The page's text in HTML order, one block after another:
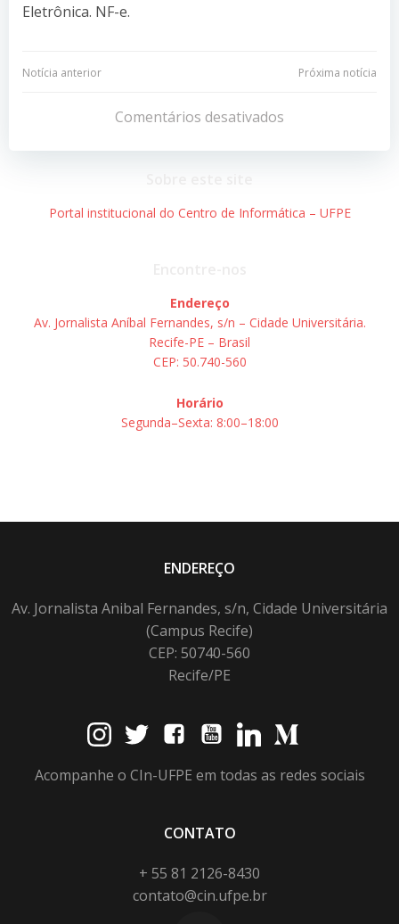
Eletrônica. NF-e.
Navegação
Post
Notícia anterior
Navegação
de
Post
Próxima notícia
Comentários desativados
Portal institucional do Centro de Informática – UFPE
Endereço
Av. Jornalista Aníbal Fernandes, s/n – Cidade Universitária.
Recife-PE – Brasil
CEP: 50.740-560
Horário
Segunda–Sexta: 8:00–18:00
ENDEREÇO
Av. Jornalista Anibal Fernandes, s/n, Cidade Universitária
(Campus Recife)
CEP: 50740-560
Recife/PE
Acompanhe o CIn-UFPE em todas as redes sociais
CONTATO
+ 55 81 2126-8430
contato@cin.ufpe.br